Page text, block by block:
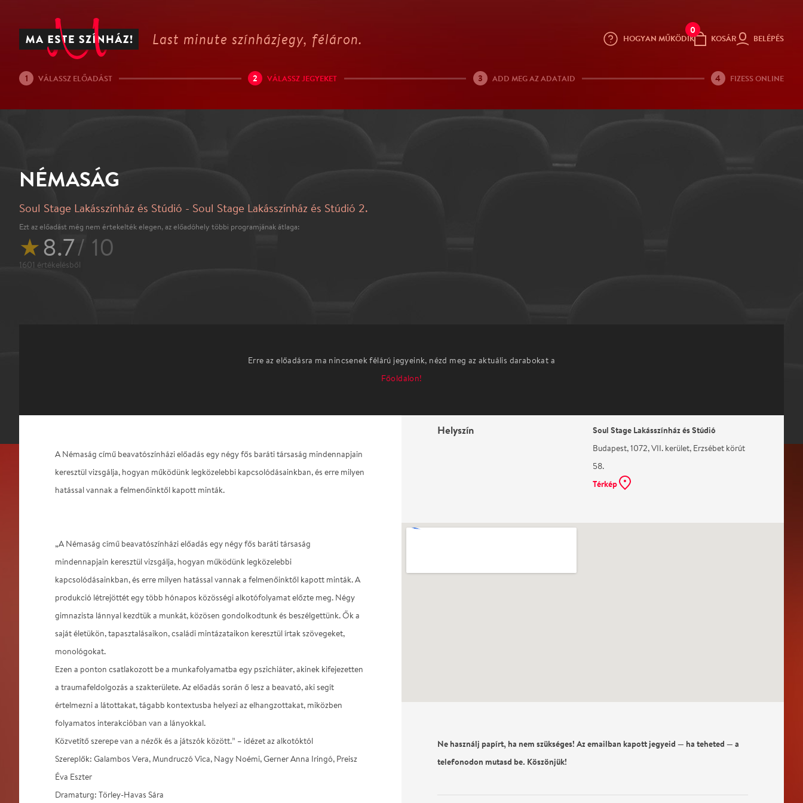
Last minute színházjegy, féláron. HOGYAN MŰKÖDIK
0
KOSÁR BELÉPÉS
1 VÁLASSZ ELŐADÁST 2 VÁLASSZ JEGYEKET 3 ADD MEG AZ ADATAID 4 FIZESS ONLINE
NÉMASÁG
Soul Stage Lakásszínház és Stúdió - Soul Stage Lakásszínház és Stúdió 2.
Ezt az előadást még nem értekelték elegen, az előadóhely többi programjának átlaga:
★8.7/ 10
1601 értékelésből
Erre az előadásra ma nincsenek félárú jegyeink, nézd meg az aktuális darabokat a
Főoldalon!
A Némaság című beavatószínházi előadás egy négy fős baráti társaság mindennapjain
keresztül vizsgálja, hogyan működünk legközelebbi kapcsolódásainkban, és erre milyen
hatással vannak a felmenőinktől kapott minták.
„A Némaság című beavatószínházi előadás egy négy fős baráti társaság
mindennapjain keresztül vizsgálja, hogyan működünk legközelebbi
kapcsolódásainkban, és erre milyen hatással vannak a felmenőinktől kapott minták. A
produkció létrejöttét egy több hónapos közösségi alkotófolyamat előzte meg. Négy
gimnazista lánnyal kezdtük a munkát, közösen gondolkodtunk és beszélgettünk. Ők a
saját életükön, tapasztalásaikon, családi mintázataikon keresztül írtak szövegeket,
monológokat.
Ezen a ponton csatlakozott be a munkafolyamatba egy pszichiáter, akinek kifejezetten
a traumafeldolgozás a szakterülete. Az előadás során ő lesz a beavató, aki segít
értelmezni a látottakat, tágabb kontextusba helyezi az elhangzottakat, miközben
folyamatos interakcióban van a lányokkal.
Közvetítő szerepe van a nézők és a játszók között.” – idézet az alkotóktól
Szereplők: Galambos Vera, Mundruczó Vica, Nagy Noémi, Gerner Anna Iringó, Preisz
Éva Eszter
Dramaturg: Törley-Havas Sára
Helyszín Soul Stage Lakásszínház és Stúdió
Budapest, 1072, VII. kerület, Erzsébet körút
58.
Térkép
Ne használj papírt, ha nem szükséges! Az emailban kapott jegyeid — ha teheted — a
telefonodon mutasd be. Köszönjük!